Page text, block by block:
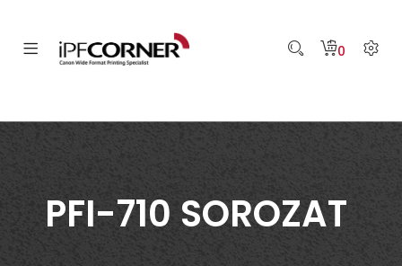
0
PFI-710 SOROZAT